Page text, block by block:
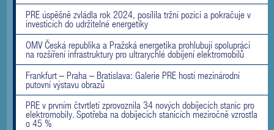
PRE úspěšně zvládla rok 2024, posílila tržní pozici a pokračuje v
investicích do udržitelné energetiky
OMV Česká republika a Pražská energetika prohlubují spolupráci
na rozšíření infrastruktury pro ultrarychlé dobíjení elektromobilů
Frankfurt – Praha – Bratislava: Galerie PRE hostí mezinárodní
putovní výstavu obrazů
PRE v prvním čtvrtletí zprovoznila 34 nových dobíjecích stanic pro
elektromobily. Spotřeba na dobíjecích stanicích meziročně vzrostla
o 45 %